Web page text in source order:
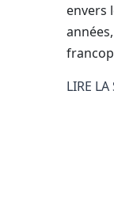
envers
LIRE LA